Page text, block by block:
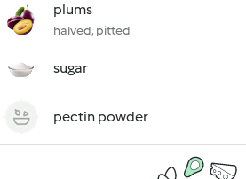
plums
halved, pitted
sugar
pectin powder